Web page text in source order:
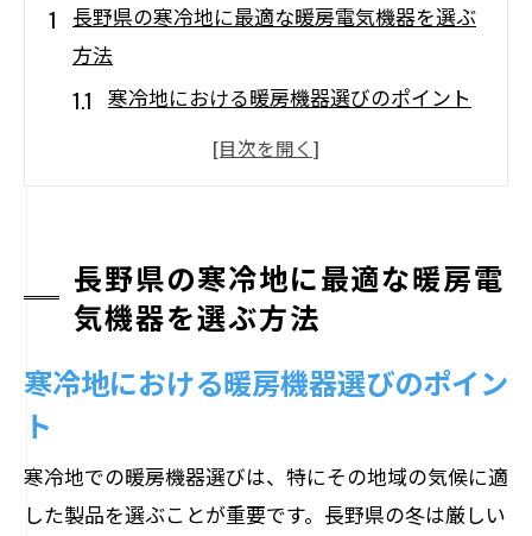
長野県の寒冷地に最適な暖房電気機器を選ぶ
方法
寒冷地における暖房機器選びのポイント
長野県で人気の暖房電気機器ベストプラ
クティス
長野県の冬を快適に過ごすための暖房機
器選び
寒冷地向け暖房機器のメンテナンス方法
家庭用電気機器の省エネ基準とは
省エネ性能に優れた家電製品の選び方
長野県の寒冷地に最適な暖房電
気機器を選ぶ方法
寒冷地における暖房機器選びのポイン
ト
寒冷地での暖房機器選びは、特にその地域の気候に適
した製品を選ぶことが重要です。長野県の冬は厳しい